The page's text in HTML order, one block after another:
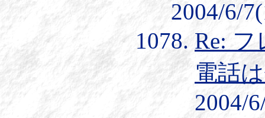
2004/6/
Re:
電話
2004/